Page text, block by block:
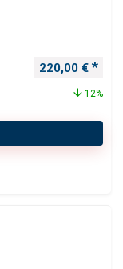
220,00 €
12%